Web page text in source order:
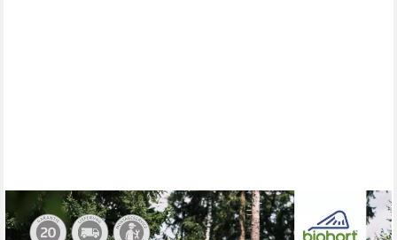
BIOHORT
Mehrzweckschrank Romeo Gr. M high, verschiedene Farben